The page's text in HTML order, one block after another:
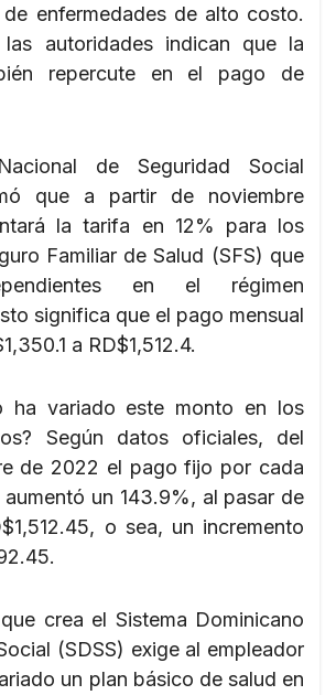
enfermedades de alto costo.
las autoridades indican que la
repercute en el pago de
de Seguridad Social
que a partir de noviembre
la tarifa en 12% para los
Familiar de Salud (SFS) que
en el régimen
significa que el pago mensual
a RD$1,512.4.
ha variado este monto en los
Según datos oficiales, del
de 2022 el pago fijo por cada
aumentó un 143.9%, al pasar de
o sea, un incremento
crea el Sistema Dominicano
(SDSS) exige al empleador
un plan básico de salud en